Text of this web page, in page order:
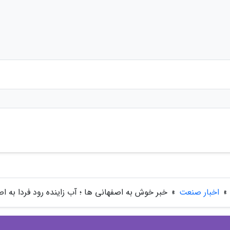
» اخبار صنعت » خبر خوش به اصفهانی ها ؛ آب زاینده رود فردا به